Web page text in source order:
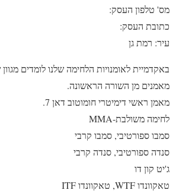
מס' טלפון העסק:
כתובת העסק:
עיר: רמת גן
באקדמיית לאומנויות הלחימה שלנו לומדים
מאמנים מן השורה הראשונה.
מאמן ראשי דימיטרי חומוטוב דאן 7.
לחימה משולבת-MMA
סמבו ספורטיבי, סמבו קרבי
סנדה ספורטיבי, סנדה קרבי
ג'יט קון דו
טאקוונדו WTF, טאקוונדו ITF